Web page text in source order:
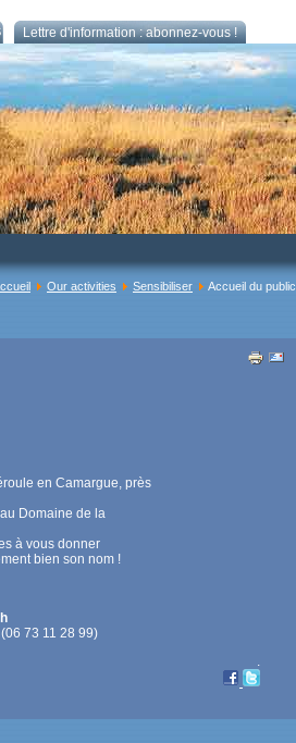
Lettre d'information : abonnez-vous !
Our activities Sensibiliser Accueil du public
en Camargue, près
Domaine de la
à vous donner
bien son nom !
73 11 28 99)
.